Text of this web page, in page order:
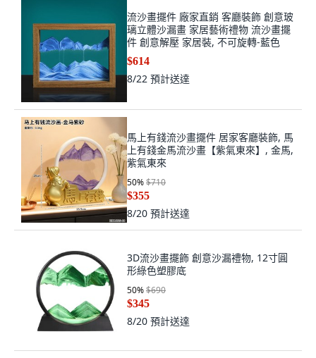
流沙畫擺件 廠家直銷 客廳裝飾 創意玻
璃立體沙漏畫 家居藝術禮物 流沙畫擺
件 創意解壓 家居裝, 不可旋轉-藍色
$614
8/22 預計送達
馬上有錢流沙畫擺件 居家客廳裝飾, 馬
上有錢金馬流沙畫【紫氣東來】, 金馬,
紫氣東來
50%$710
$355
8/20 預計送達
3D流沙畫擺飾 創意沙漏禮物, 12寸圓
形綠色塑膠底
50%$690
$345
8/20 預計送達